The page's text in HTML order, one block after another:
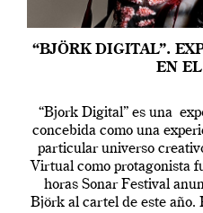
“BJÖRK DIGITAL”.
EN EL
“Bjork Digital” es una
concebida como una
particular universo
Virtual como protagonista
horas Sonar Festival
Björk al cartel de este año.